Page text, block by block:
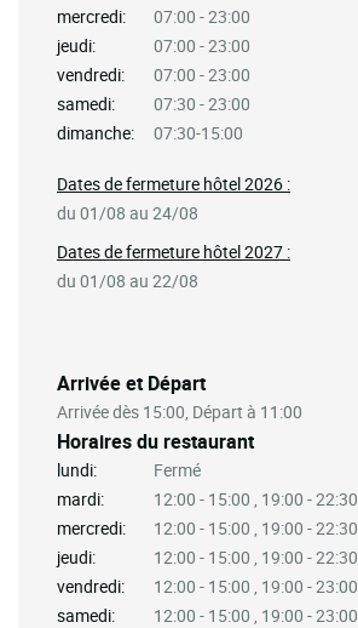
mercredi:
07:00 - 23:00
jeudi:
07:00 - 23:00
vendredi:
07:00 - 23:00
samedi:
07:30 - 23:00
dimanche:
07:30-15:00
Arrivée et Départ
Arrivée dès 15:00, Départ à 11:00
Horaires du restaurant
lundi:
Fermé
mardi:
12:00 - 15:00 , 19:00 - 22:30
mercredi:
12:00 - 15:00 , 19:00 - 22:30
jeudi:
12:00 - 15:00 , 19:00 - 22:30
vendredi:
12:00 - 15:00 , 19:00 - 23:00
samedi:
12:00 - 15:00 , 19:00 - 23:00
Dates de fermeture hôtel 2026 :
du 01/08 au 24/08
Dates de fermeture hôtel 2027 :
du 01/08 au 22/08